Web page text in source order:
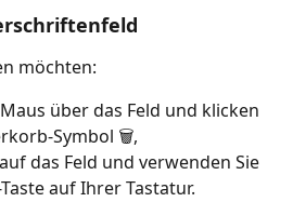
möchten:
über das Feld und klicken
Symbol 🗑️,
das Feld und verwenden Sie
auf Ihrer Tastatur.